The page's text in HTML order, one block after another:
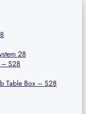
28
S28
Table Box – S28